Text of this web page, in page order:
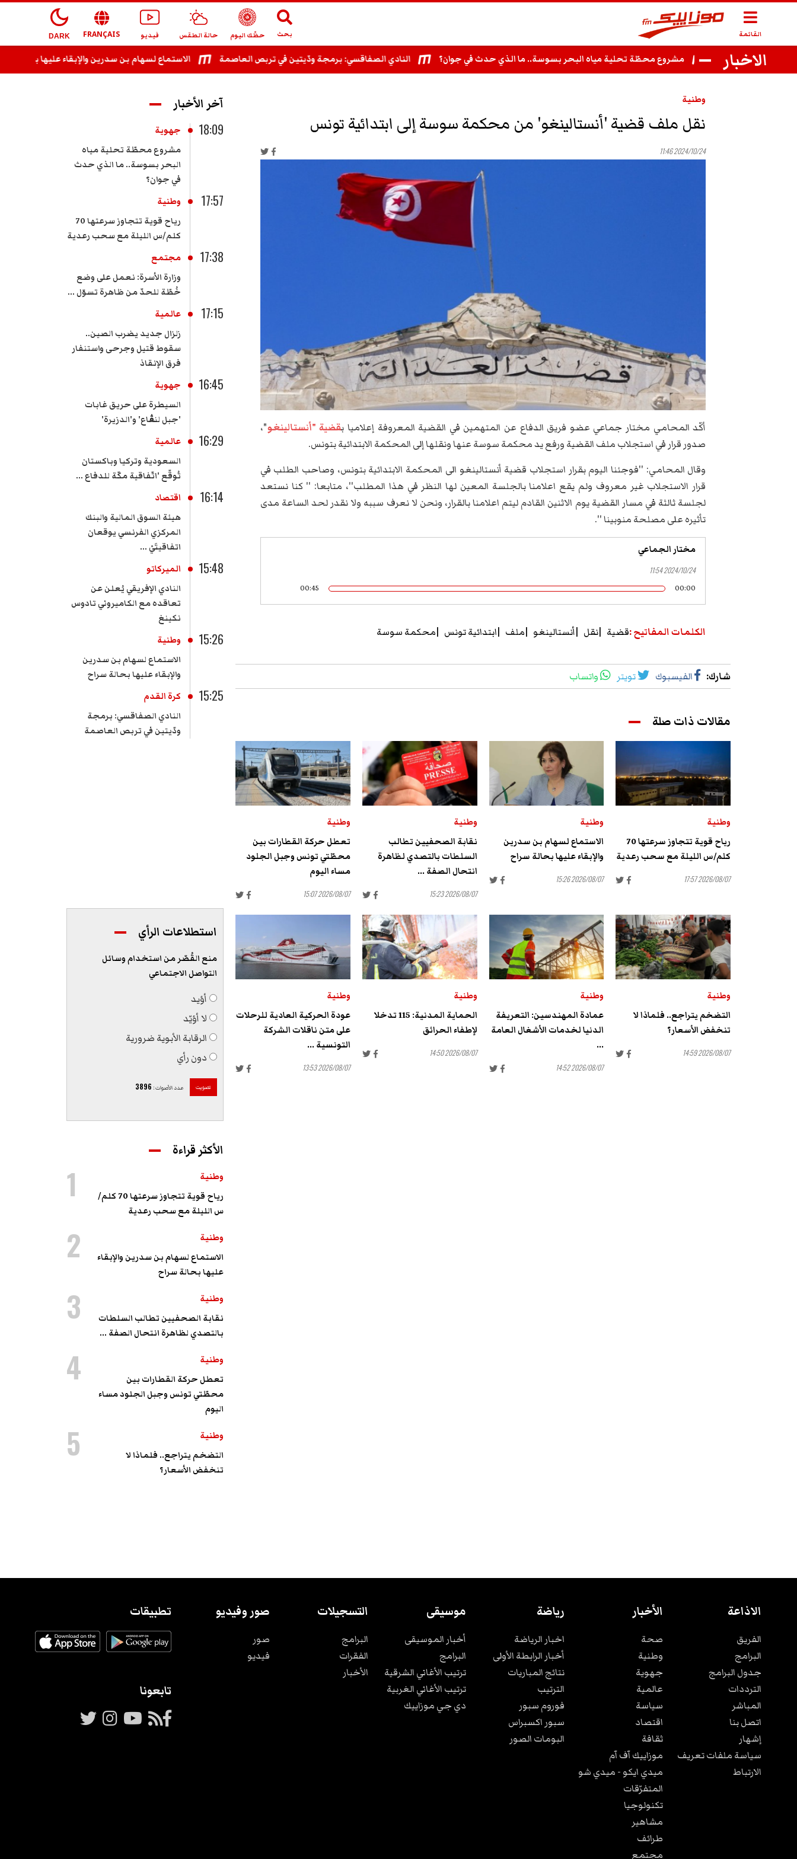
القائمة بحث حظّك اليوم حالة الطقس فيديو FRANÇAIS
DARK
الاخبار الاستماع لسهام بن سدرين والإبقاء عليها بحالة سراح النادي الصفاقسي: برمجة ودّيتين في تربص العاصمة مشروع محطّة تحلية مياه البحر بسوسة.. ما الذي حدث في جوان؟
وطنية
نقل ملف قضية 'أنستالينغو' من محكمة سوسة إلى ابتدائية تونس
2024/10/24 11:46
أكّد المحامي مختار جماعي عضو فريق الدفاع عن المتهمين في القضية المعروفة إعلاميا بقضية "أنستالينغو"،
صدور قرار في استجلاب ملف القضية ورفع يد محكمة سوسة عنها ونقلها إلى المحكمة الابتدائية بتونس.
وقال المحامي: ''فوجئنا اليوم بقرار استجلاب قضية أنستالينغو الى المحكمة الابتدائية بتونس، وصاحب الطلب في
قرار الاستجلاب غير معروف ولم يقع اعلامنا بالجلسة المعين لها النظر في هذا المطلب''، متابعا: '' كنا نستعد
لجلسة ثالثة في مسار القضية يوم الاثنين القادم ليتم اعلامنا بالقرار، ونحن لا نعرف سببه ولا نقدر لحد الساعة مدى
تأثيره على مصلحة منوبينا ''.
مختار الجماعي
2024/10/24 11:54
00:00
00:45
الكلمات المفاتيح:قضية نقل أنستالينغو ملف ابتدائية تونس محكمة سوسة
شارك: الفيسبوك تويتر واتساب
مقالات ذات صلة
وطنية
رياح قوية تتجاوز سرعتها 70
كلم/س الليلة مع سحب رعدية
2026/08/07 17:57
وطنية
الاستماع لسهام بن سدرين
والإبقاء عليها بحالة سراح
2026/08/07 15:26
وطنية
نقابة الصحفيين تطالب
السلطات بالتصدي لظاهرة
انتحال الصفة ...
2026/08/07 15:23
وطنية
تعطل حركة القطارات بين
محطّتي تونس وجبل الجلود
مساء اليوم
2026/08/07 15:07
وطنية
التضخم يتراجع.. فلماذا لا
تنخفض الأسعار؟
2026/08/07 14:59
وطنية
عمادة المهندسين: التعريفة
الدنيا لخدمات الأشغال العامة
...
2026/08/07 14:52
وطنية
الحماية المدنية: 115 تدخلا
لإطفاء الحرائق
2026/08/07 14:50
وطنية
عودة الحركية العادية للرحلات
على متن ناقلات الشركة
التونسية ...
2026/08/07 13:53
آخر الأخبار
18:09
جهوية
مشروع محطّة تحلية مياه
البحر بسوسة.. ما الذي حدث
في جوان؟
17:57
وطنية
رياح قوية تتجاوز سرعتها 70
كلم/س الليلة مع سحب رعدية
17:38
مجتمع
وزارة الأسرة: نعمل على وضع
خُطّة للحدّ من ظاهرة تسوّل ...
17:15
عالمية
زلزال جديد يضرب الصين..
سقوط قتيل وجرحى واستنفار
فرق الإنقاذ
16:45
جهوية
السيطرة على حريق غابات
'جبل لنڨاع' و'الدزيرة'
16:29
عالمية
السعودية وتركيا وباكستان
تُوقّع 'اتّفاقية مكّة للدفاع ...
16:14
اقتصاد
هيئة السوق المالية والبنك
المركزي الفرنسي يوقعان
اتفاقيتَيْ ...
15:48
الميركاتو
النادي الإفريقي يُعلن عن
تعاقده مع الكاميروني تادوس
نكينغ
15:26
وطنية
الاستماع لسهام بن سدرين
والإبقاء عليها بحالة سراح
15:25
كرة القدم
النادي الصفاقسي: برمجة
ودّيتين في تربص العاصمة
استطلاعات الرأي
منع القُصّر من استخدام وسائل
التواصل الاجتماعي
أؤيد
لا أؤيّد
الرقابة الأبوية ضرورية
دون رأي
تصويت عدد الأصوات:
3896
الأكثر قراءة
وطنية
رياح قوية تتجاوز سرعتها 70 كلم/
س الليلة مع سحب رعدية
1
وطنية
الاستماع لسهام بن سدرين والإبقاء
عليها بحالة سراح
2
وطنية
نقابة الصحفيين تطالب السلطات
بالتصدي لظاهرة انتحال الصفة ...
3
وطنية
تعطل حركة القطارات بين
محطّتي تونس وجبل الجلود مساء
اليوم
4
وطنية
التضخم يتراجع.. فلماذا لا
تنخفض الأسعار؟
5
الاذاعة
الفريق
البرامج
جدول البرامج
الترددات
المباشر
اتصل بنا
إشهار
سياسة ملفات تعريف
الارتباط
الأخبار
صحة
وطنية
جهوية
عالمية
سياسة
اقتصاد
ثقافة
موزاييك آف آم
ميدي ايكو - ميدي شو
المتفرّقات
تكنولوجيا
مشاهير
طرائف
مجتمع
رياضة
اخبار الرياضة
أخبار الرابطة الأولى
نتائج المباريات
الترتيب
فوروم سبور
سبور اكسبراس
البومات الصور
موسيقى
أخبار الموسيقى
البرامج
ترتيب الأغاني الشرقية
ترتيب الأغاني الغربية
دي جي موزاييك
التسجيلات
البرامج
الفقرات
الأخبار
صور وفيديو
صور
فيديو
تطبيقات
تابعونا